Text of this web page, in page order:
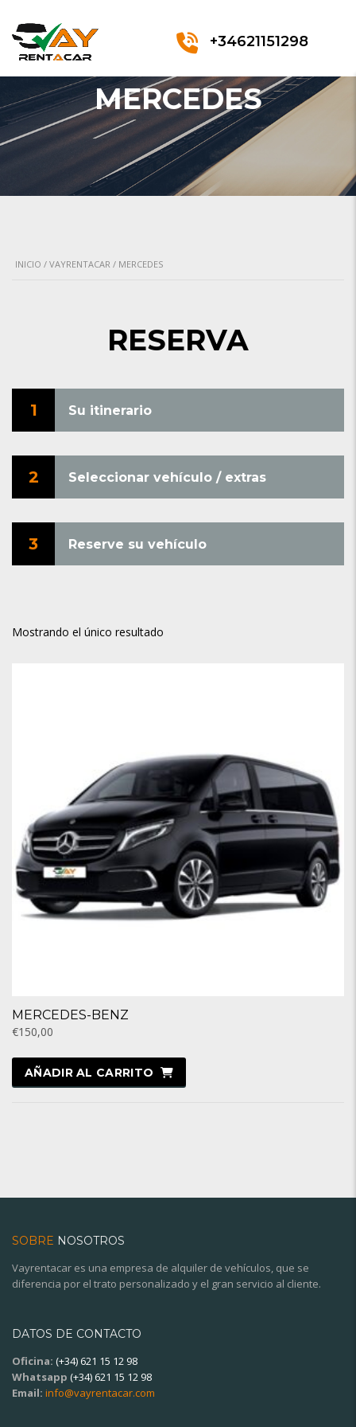
+34621151298
MERCEDES
INICIO / VAYRENTACAR / MERCEDES
RESERVA
1 Su itinerario
2 Seleccionar vehículo / extras
3 Reserve su vehículo
Mostrando el único resultado
MERCEDES-BENZ
€150,00
AÑADIR AL CARRITO
SOBRE NOSOTROS
Vayrentacar es una empresa de alquiler de vehículos, que se
diferencia por el trato personalizado y el gran servicio al cliente.
DATOS DE CONTACTO
Oficina: (+34) 621 15 12 98
Whatsapp (+34) 621 15 12 98
Email: info@vayrentacar.com